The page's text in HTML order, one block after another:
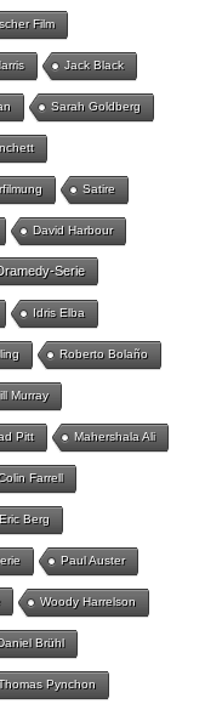
Film
Jack Black
Sarah Goldberg
Satire
David Harbour
Serie
Idris Elba
Roberto Bolaño
Murray
Pitt Mahershala Ali
Farrell
Eric Berg
Paul Auster
Woody Harrelson
Brühl
Pynchon